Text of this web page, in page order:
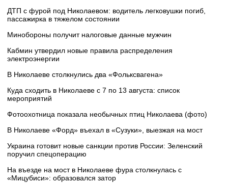
ДТП с фурой под Николаевом: водитель легковушки погиб,
пассажирка в тяжелом состоянии
Минобороны получит налоговые данные мужчин
Кабмин утвердил новые правила распределения
электроэнергии
В Николаеве столкнулись два «Фольксвагена»
Куда сходить в Николаеве с 7 по 13 августа: список
мероприятий
Фотоохотница показала необычных птиц Николаева (фото)
В Николаеве «Форд» въехал в «Сузуки», выезжая на мост
Украина готовит новые санкции против России: Зеленский
поручил спецоперацию
На въезде на мост в Николаеве фура столкнулась с
«Мицубиси»: образовался затор